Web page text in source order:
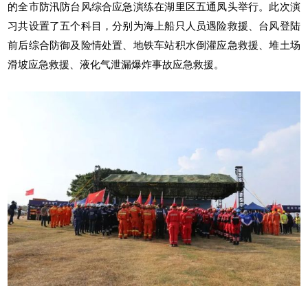
的全市防汛防台风综合应急演练在湖里区五通凤头举行。此次演
习共设置了五个科目，分别为海上船只人员遇险救援、台风登陆
前后综合防御及险情处置、地铁车站积水倒灌应急救援、堆土场
滑坡应急救援、液化气泄漏爆炸事故应急救援。